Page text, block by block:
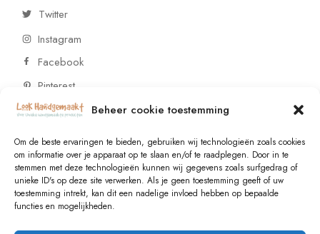
Beheer cookie toestemming
Om de beste ervaringen te bieden, gebruiken wij technologieën zoals cookies
om informatie over je apparaat op te slaan en/of te raadplegen. Door in te
stemmen met deze technologieën kunnen wij gegevens zoals surfgedrag of
unieke ID's op deze site verwerken. Als je geen toestemming geeft of uw
toestemming intrekt, kan dit een nadelige invloed hebben op bepaalde
functies en mogelijkheden.
Twitter
Instagram
Facebook
Pinterest
CONTACT
Vragen of wensen? Neem contact op!
+31 (0)6 229 021 29